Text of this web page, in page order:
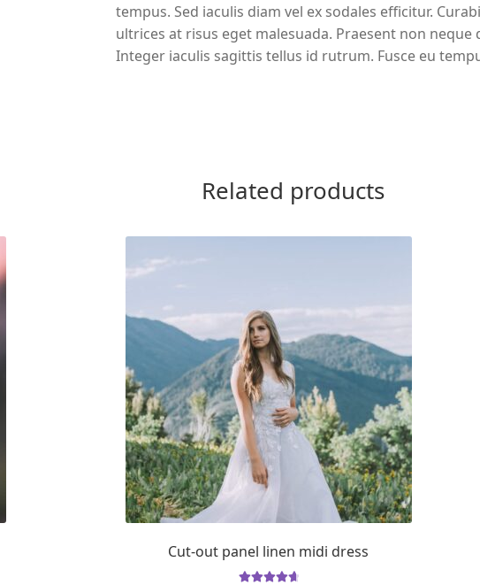
tempus. Sed iaculis diam vel ex sodales efficitur.
ultrices at risus eget malesuada. Praesent non
Integer iaculis sagittis tellus id rutrum. Fusce eu
Related products
Cut-out panel linen midi dress